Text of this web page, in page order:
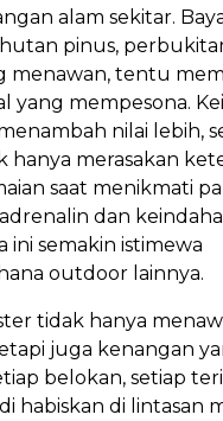
alam sekitar.
pinus,
menawan, tentu
yang mempesona.
nilai lebih,
merasakan
saat menikmati
dan
ini semakin istimewa
outdoor lainnya.
tidak hanya
juga kenangan
belokan, setiap
habiskan di lintasan